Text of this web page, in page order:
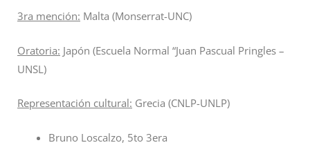
3ra mención: Malta (Monserrat-UNC)
Oratoria: Japón (Escuela Normal “Juan Pascual Pringles –
UNSL)
Representación cultural: Grecia (CNLP-UNLP)
Bruno Loscalzo, 5to 3era